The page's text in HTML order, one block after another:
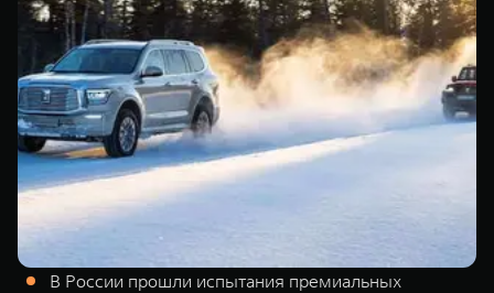
TANK 500
Веди за собой
от 6 499 000 ₽
TANK 700
Сила
от 10 199
TANK Финансы
Корпоративным клиентам
TANK ФИНАНСЫ
TANK Кредит
TANK Лизинг
TANK Страхование
Сервис
Специальные предложения
Моторные масла
ЦИФРОВЫЕ СЕРВИСЫ TANK
Цифровые сервисы TANK
Подписки
В России прошли испытания премиальных